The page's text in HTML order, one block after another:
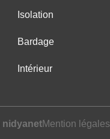
Isolation
Bardage
Intérieur
nidyanetMention légales